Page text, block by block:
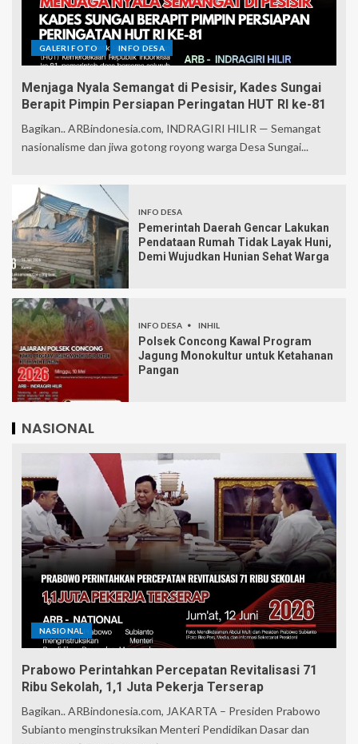
GALERI FOTO INFO DESA
Menjaga Nyala Semangat di Pesisir, Kades Sungai
Berapit Pimpin Persiapan Peringatan HUT RI ke-81
Bagikan.. ARBindonesia.com, INDRAGIRI HILIR — Semangat
nasionalisme dan jiwa gotong royong warga Desa Sungai...
INFO DESA
Pemerintah Daerah Gencar Lakukan
Pendataan Rumah Tidak Layak Huni,
Demi Wujudkan Hunian Sehat Warga
INFO DESA INHIL
Polsek Concong Kawal Program
Jagung Monokultur untuk Ketahanan
Pangan
NASIONAL
NASIONAL
Prabowo Perintahkan Percepatan Revitalisasi 71
Ribu Sekolah, 1,1 Juta Pekerja Terserap
Bagikan.. ARBindonesia.com, JAKARTA – Presiden Prabowo
Subianto menginstruksikan Menteri Pendidikan Dasar dan